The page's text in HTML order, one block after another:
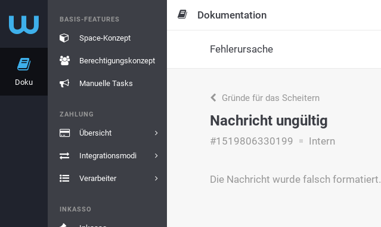
Doku
BASIS-FEATURES
Space-Konzept
Berechtigungskonzept
Manuelle Tasks
ZAHLUNG
Übersicht
Integrationsmodi
Verarbeiter
INKASSO
Dokumentation
Fehlerursache
Gründe für das Scheitern
Nachricht ungültig
#1519806330199 Intern
Die Nachricht wurde falsch formatiert.